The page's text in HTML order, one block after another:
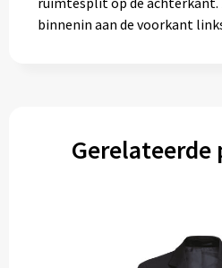
binnenin aan de voorkant
Gerelateerde